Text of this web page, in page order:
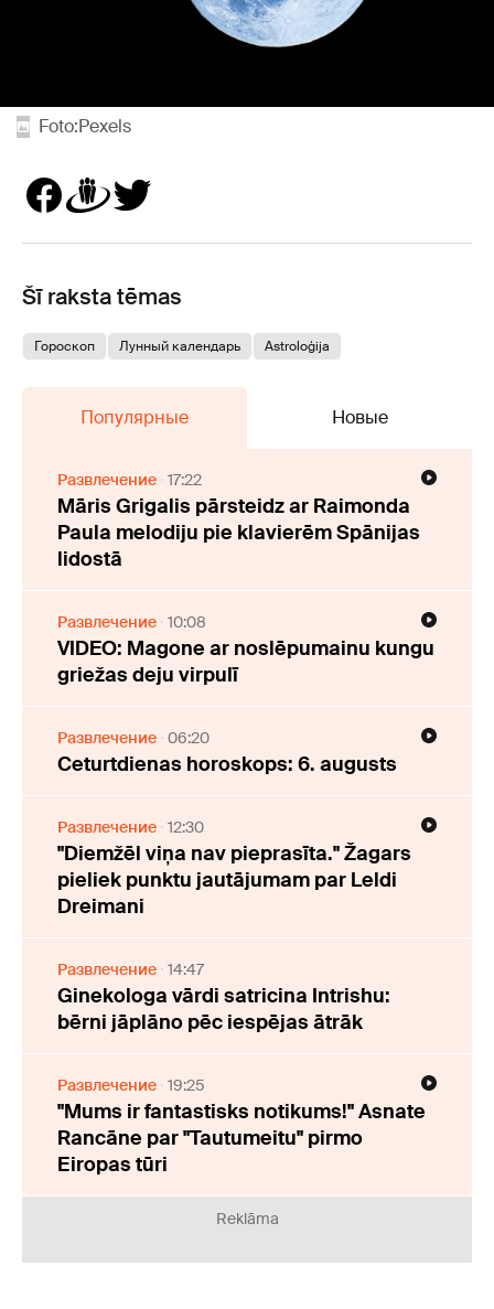
Foto:Pexels
Šī raksta tēmas
Гороскоп Лунный календарь Astroloģija
Популярные Новые
Развлечение 17:22
Māris Grigalis pārsteidz ar Raimonda
Paula melodiju pie klavierēm Spānijas
lidostā
Развлечение 10:08
VIDEO: Magone ar noslēpumainu kungu
griežas deju virpulī
Развлечение 06:20
Ceturtdienas horoskops: 6. augusts
Развлечение 12:30
"Diemžēl viņa nav pieprasīta." Žagars
pieliek punktu jautājumam par Leldi
Dreimani
Развлечение 14:47
Ginekologa vārdi satricina Intrishu:
bērni jāplāno pēc iespējas ātrāk
Развлечение 19:25
"Mums ir fantastisks notikums!" Asnate
Rancāne par "Tautumeitu" pirmo
Eiropas tūri
Reklāma